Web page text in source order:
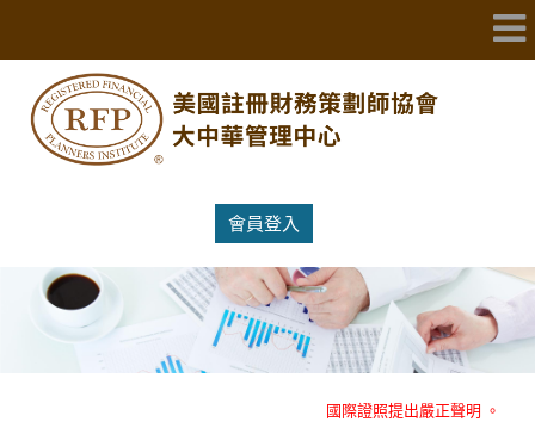
會員登入
重大消息：RFP美國註冊財務策劃師協會大中華管理中心就冒名RFP